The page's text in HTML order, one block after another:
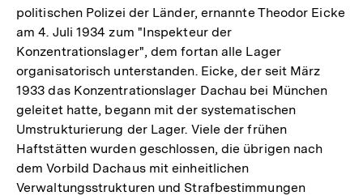
politischen Polizei der Länder, ernannte Theodor Eicke
am 4. Juli 1934 zum "Inspekteur der
Konzentrationslager", dem fortan alle Lager
organisatorisch unterstanden. Eicke, der seit März
1933 das Konzentrationslager Dachau bei München
geleitet hatte, begann mit der systematischen
Umstrukturierung der Lager. Viele der frühen
Haftstätten wurden geschlossen, die übrigen nach
dem Vorbild Dachaus mit einheitlichen
Verwaltungsstrukturen und Strafbestimmungen